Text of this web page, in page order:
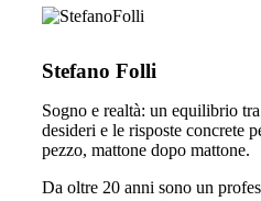
Stefano Folli
Sogno e realtà: un equilibrio
desideri e le risposte concrete
pezzo, mattone dopo mattone.
Da oltre 20 anni sono un